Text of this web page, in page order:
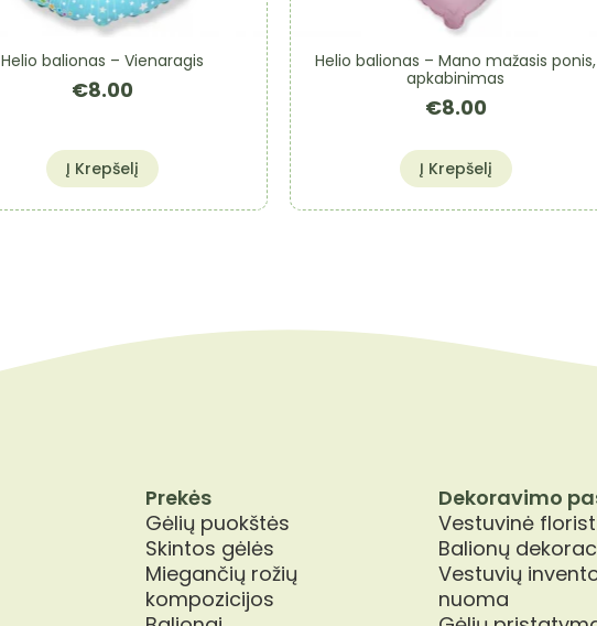
Helio balionas – Vienaragis
€8.00
Į Krepšelį
Helio balionas – Mano mažasis ponis,
apkabinimas
€8.00
Į Krepšelį
Prekės
Gėlių puokštės
Skintos gėlės
Miegančių rožių
kompozicijos
Dekoravimo
Vestuvinė
Balionų
Vestuvių
nuoma